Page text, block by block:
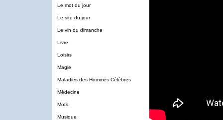
Le mot du jour
Le site du jour
Le vin du dimanche
Livre
Loisirs
Magie
Maladies des Hommes Célèbres
Médecine
Mots
Musique